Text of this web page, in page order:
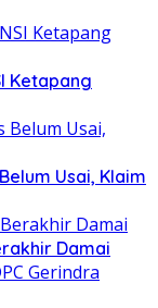
Ketapang
Usai, Klaim
Damai